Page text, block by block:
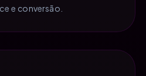
e conversão.